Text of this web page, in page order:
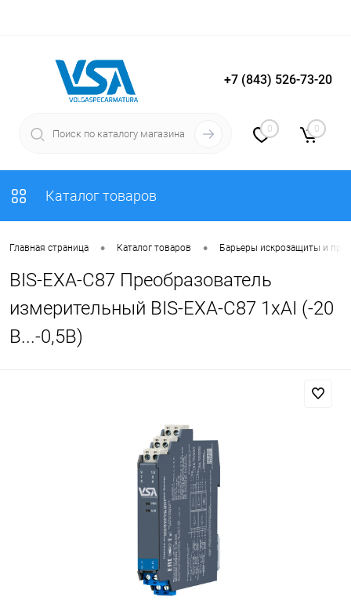
Вход Регистрация
+7 (843) 526-73-20
0 0
Каталог товаров
Главная страница • Каталог товаров • Барьеры искрозащиты и
BIS-EXA-C87 Преобразователь
измерительный BIS-EXA-C87 1хAI (-20
В...-0,5В)